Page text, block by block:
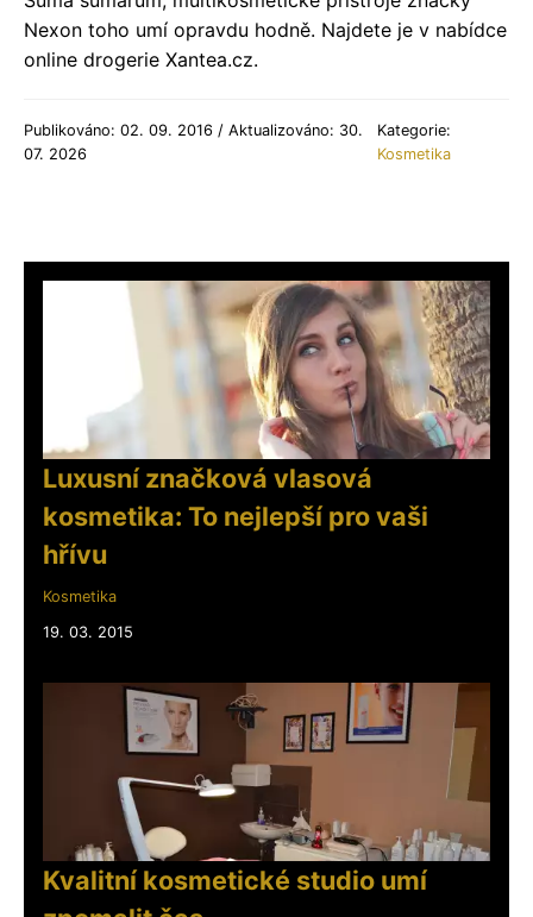
Nexon toho umí opravdu hodně. Najdete je v nabídce
online drogerie Xantea.cz.
Publikováno: 02. 09. 2016 / Aktualizováno: 30.
07. 2026
Kategorie:
Kosmetika
Luxusní značková vlasová
kosmetika: To nejlepší pro vaši
hřívu
Kosmetika
19. 03. 2015
Kvalitní kosmetické studio umí